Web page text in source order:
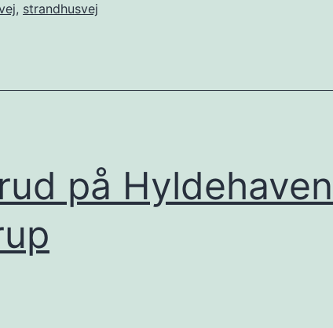
, strandhusvej
på